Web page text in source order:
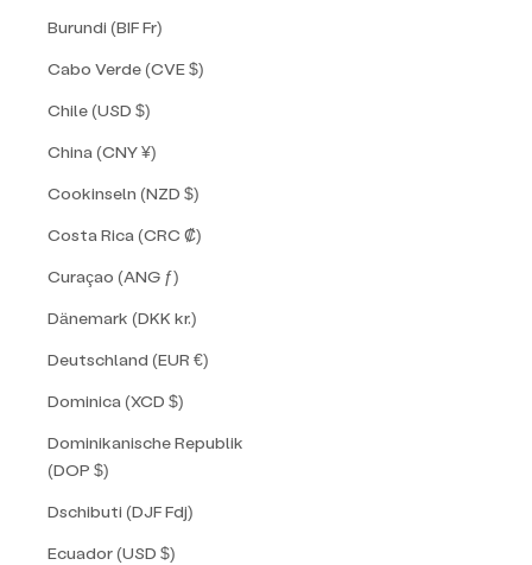
Burundi (BIF Fr)
Cabo Verde (CVE $)
Chile (USD $)
China (CNY ¥)
Cookinseln (NZD $)
Costa Rica (CRC ₡)
Curaçao (ANG ƒ)
Dänemark (DKK kr.)
Deutschland (EUR €)
Dominica (XCD $)
Dominikanische Republik
(DOP $)
Dschibuti (DJF Fdj)
Ecuador (USD $)